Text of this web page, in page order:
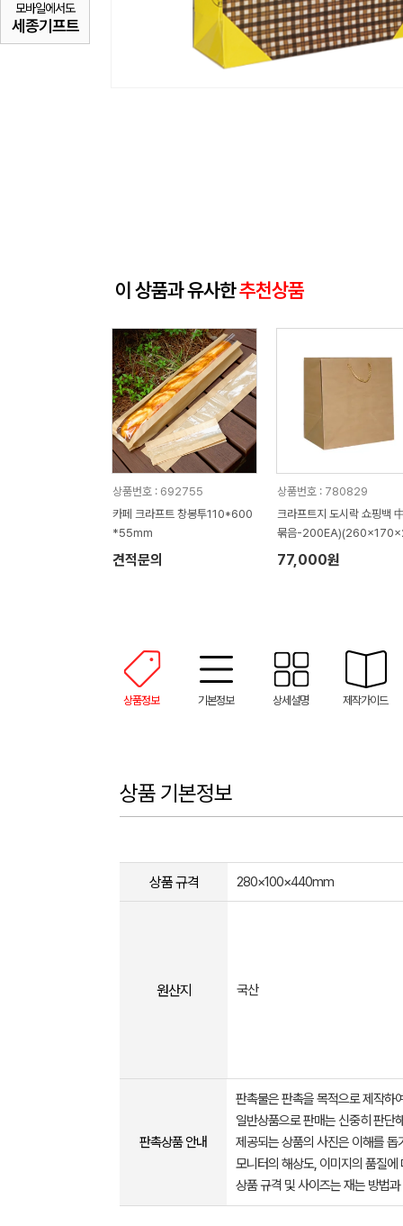
모바일에서도
세종기프트
이 상품과 유사한추천상품
상품번호 : 692755
카페 크라프트 창봉투110*600
*55mm
견적문의
상품번호 : 780829
크라프트지 도시락 쇼핑백
묶음-
0mm)
77,000원
상품정보 기본정보 상세설명 제작가이드
상품 기본정보
상품 규격 280×100×440mm
원산지 국산
판촉상품 안내
판촉물은 판촉을 목적으로 제작하
일반상품으로 판매는 신중히 판단
제공되는 상품의 사진은 이해를
모니터의 해상도, 이미지의 품질
상품 규격 및 사이즈는 재는 방법